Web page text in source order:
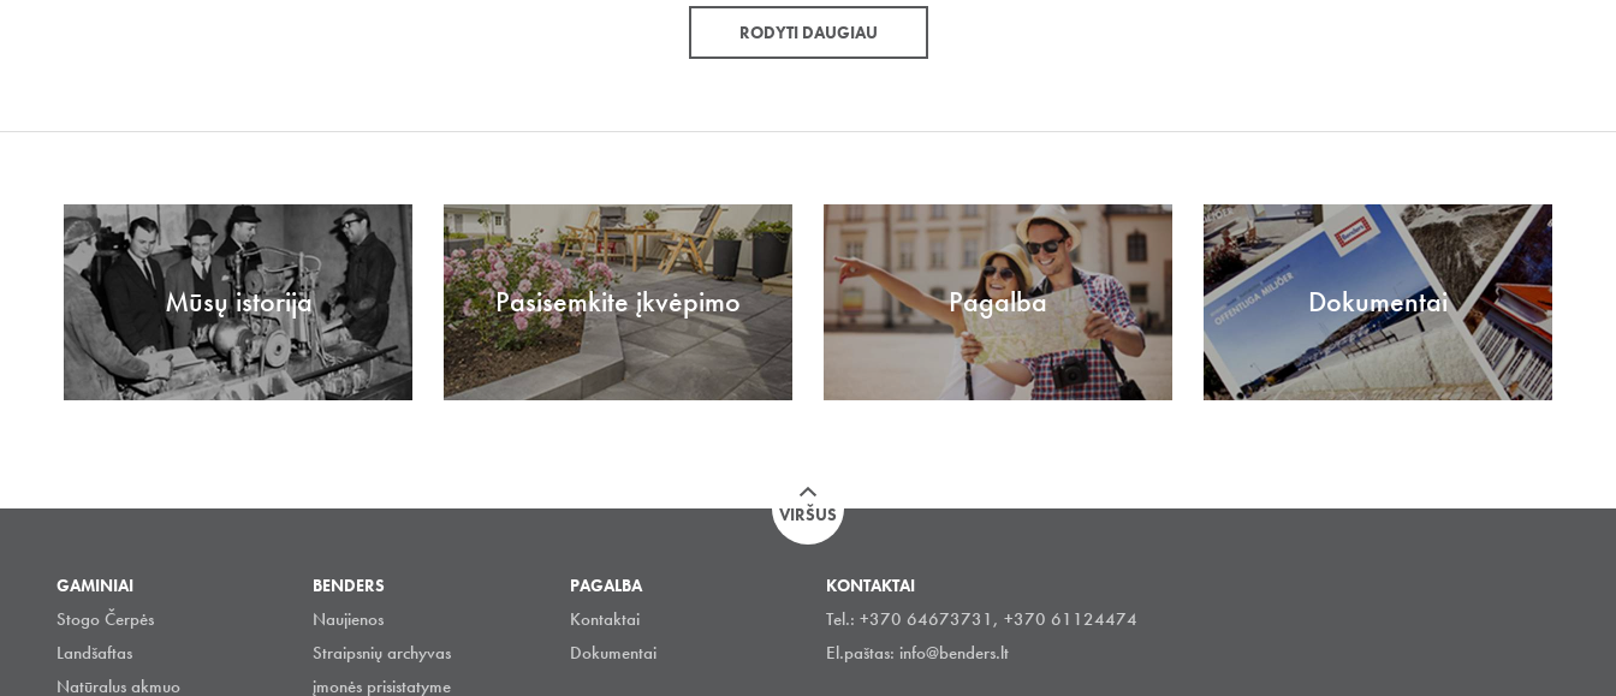
RODYTI DAUGIAU
Mūsų istorija Pasisemkite įkvėpimo Pagalba Dokumentai
VIRŠUS
GAMINIAI
Stogo Čerpės
Landšaftas
Natūralus akmuo
BENDERS
Naujienos
Straipsnių archyvas
įmonės prisistatyme
PAGALBA
Kontaktai
Dokumentai
KONTAKTAI
Tel.: +370 64673731, +370 61124474
El.paštas: info@benders.lt